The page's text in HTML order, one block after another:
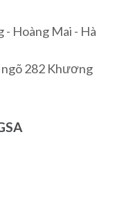
- Hoàng Mai - Hà
ngõ 282 Khương